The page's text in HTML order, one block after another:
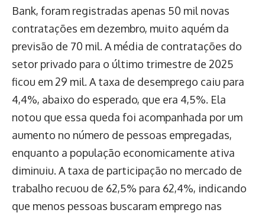
Bank, foram registradas apenas 50 mil novas
contratações em dezembro, muito aquém da
previsão de 70 mil. A média de contratações do
setor privado para o último trimestre de 2025
ficou em 29 mil. A taxa de desemprego caiu para
4,4%, abaixo do esperado, que era 4,5%. Ela
notou que essa queda foi acompanhada por um
aumento no número de pessoas empregadas,
enquanto a população economicamente ativa
diminuiu. A taxa de participação no mercado de
trabalho recuou de 62,5% para 62,4%, indicando
que menos pessoas buscaram emprego nas